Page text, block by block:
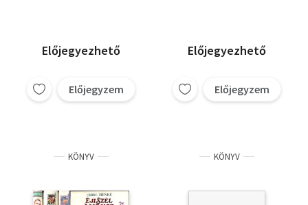
asszonya, Vad
boldogság, A gonosz
Előjegyezhető
Előjegyzem
Előjegyezhető
Előjegyzem
KÖNYV KÖNYV